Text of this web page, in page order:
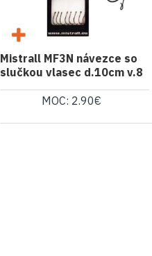
Mistrall MF3N návezce so
slučkou vlasec d.10cm v.8
MOC: 2.90€